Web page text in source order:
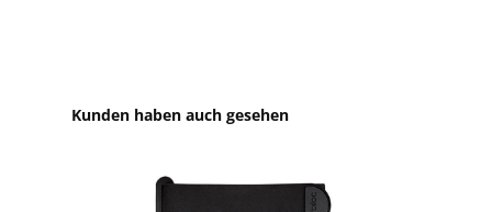
Produktgalerie überspringen
Kunden haben auch gesehen